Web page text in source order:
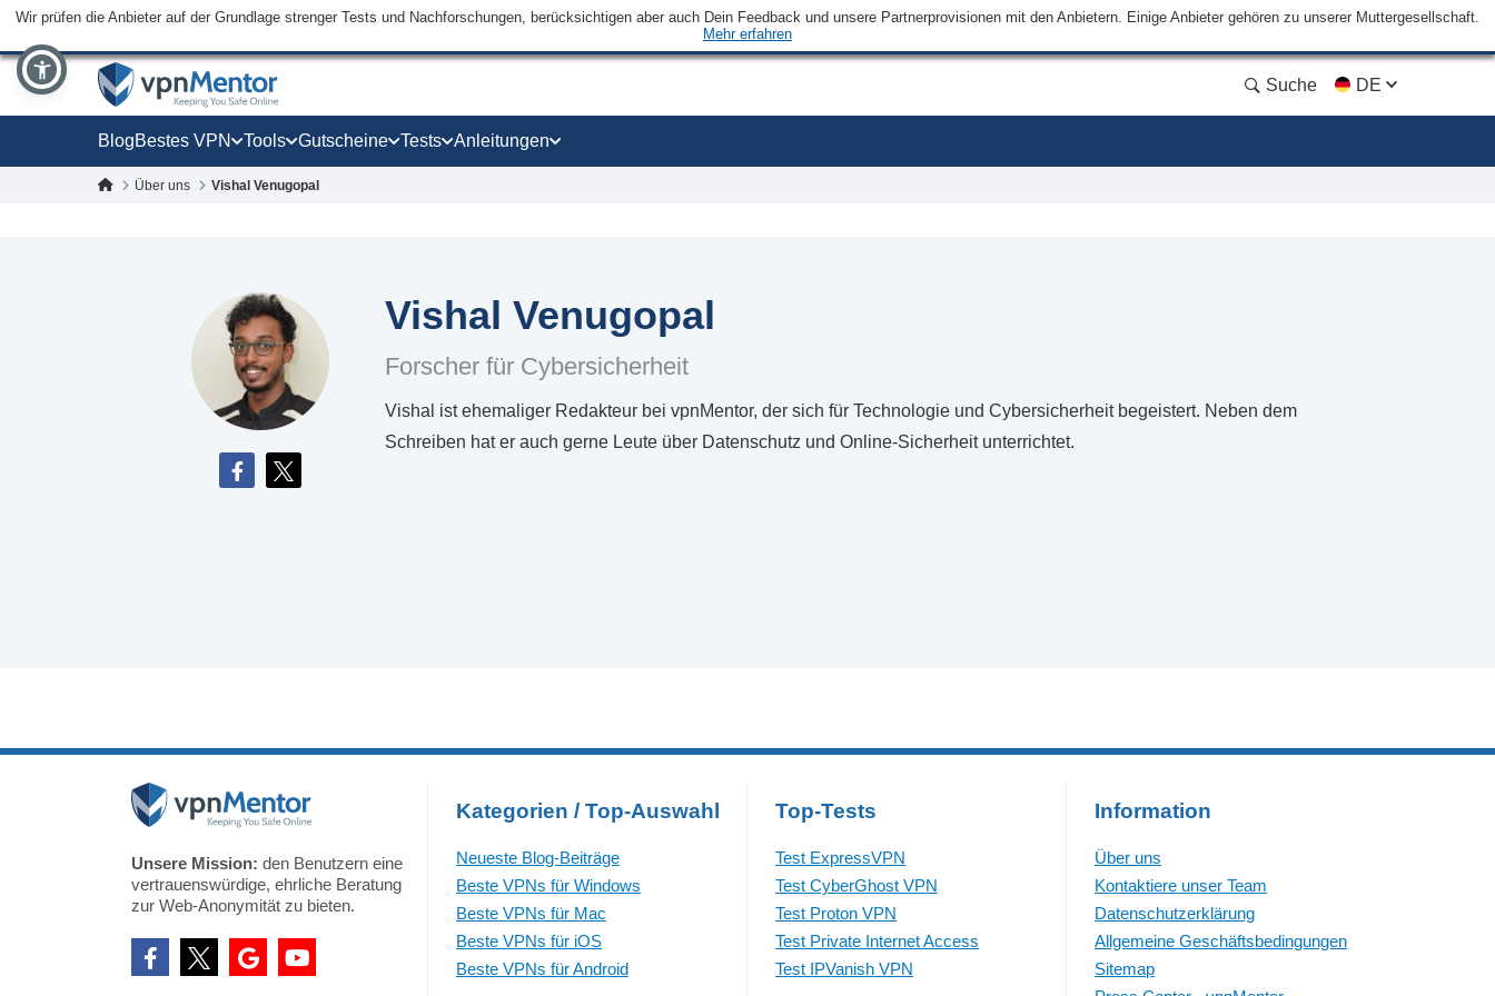
Wir prüfen die Anbieter auf der Grundlage strenger Tests und Nachforschungen, berücksichtigen aber auch Dein Feedback und unsere Partnerprovisionen mit den Anbietern. Einige Anbieter gehören zu unserer Muttergesellschaft.
Mehr erfahren
Suche DE
BlogBestes VPN Tools Gutscheine Tests Anleitungen
Über uns Vishal Venugopal
Vishal Venugopal
Forscher für Cybersicherheit
Vishal ist ehemaliger Redakteur bei vpnMentor, der sich für Technologie und Cybersicherheit begeistert. Neben dem
Schreiben hat er auch gerne Leute über Datenschutz und Online-Sicherheit unterrichtet.
Unsere Mission: den Benutzern eine
vertrauenswürdige, ehrliche Beratung
zur Web-Anonymität zu bieten.
Kategorien / Top-Auswahl
Neueste Blog-Beiträge
Beste VPNs für Windows
Beste VPNs für Mac
Beste VPNs für iOS
Beste VPNs für Android
Top-Tests
Test ExpressVPN
Test CyberGhost VPN
Test Proton VPN
Test Private Internet Access
Test IPVanish VPN
Information
Über uns
Kontaktiere unser Team
Datenschutzerklärung
Allgemeine Geschäftsbedingungen
Sitemap